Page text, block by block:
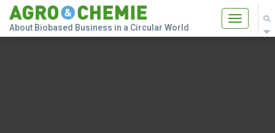
Toggle
About Biobased Business in a Circular World